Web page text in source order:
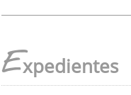
Expedientes